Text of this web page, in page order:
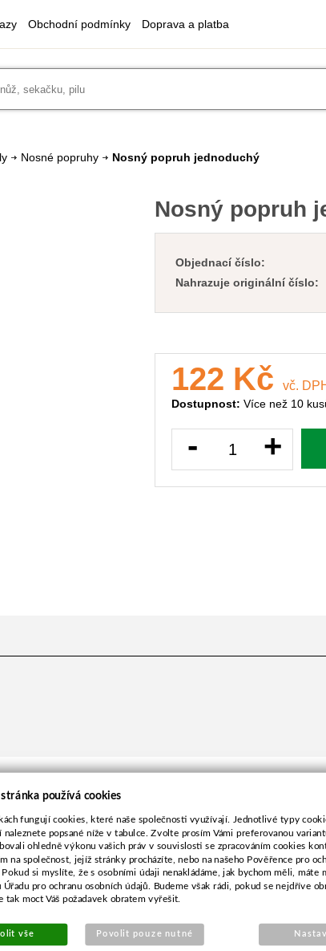
Obchodní podmínky Doprava a platba
Nosné popruhy Nosný popruh jednoduchý
Nosný popruh
Objednací číslo:
Nahrazuje originální číslo:
122 Kč vč.
Dostupnost: Více než 10
- +
pro Castel
Garden
Válec+píst pro
371,372-50mm
používá cookies
fungují cookies, které naše společnosti využívají. Jednotlivé typy
naleznete popsané níže v tabulce. Zvolte prosím Vámi preferovanou
ohledně výkonu vašich práv v souvislosti se zpracováním cookies
na společnost, jejíž stránky procházíte, nebo na našeho Pověřence pro
Pokud si myslíte, že s osobními údaji nenakládáme, jak bychom měli, máte
Úřadu pro ochranu osobních údajů. Budeme však rádi, pokud se nejdříve
tak moct Váš požadavek obratem vyřešit.
vše Povolit pouze nutné